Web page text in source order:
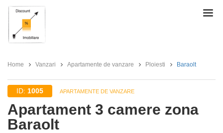
Discount
Imobiliare
Home Vanzari Apartamente de vanzare Ploiesti Baraolt
ID: 1005 APARTAMENTE DE VANZARE
Apartament 3 camere zona
Baraolt